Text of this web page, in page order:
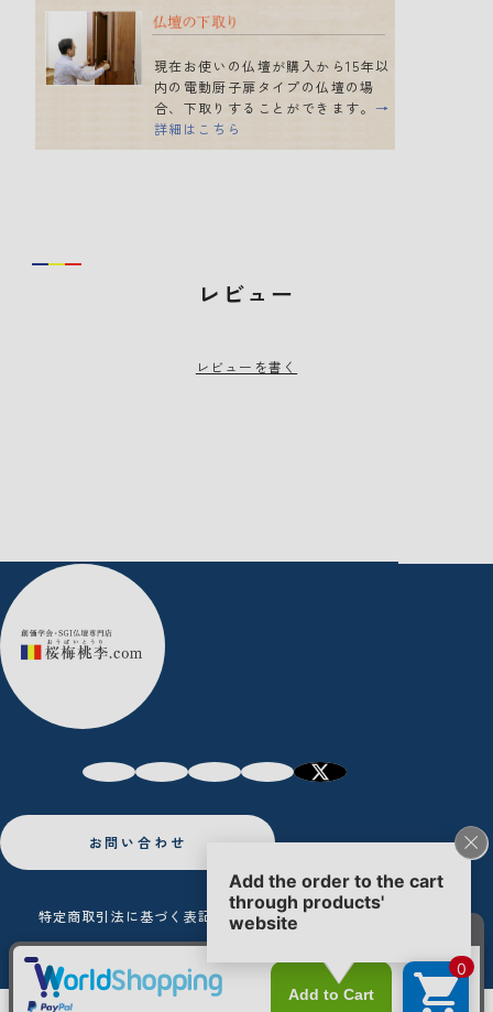
現在お使いの仏壇が購入から15年以
内の電動厨子扉タイプの仏壇の場
合、下取りすることができます。 →
詳細はこちら
レビュー
レビューを書く
Copyright © Oubaitori.Ltd All Rights Reserved.
お問い合わせ
特定商取引法に基づく表記 プライバシーポリシー